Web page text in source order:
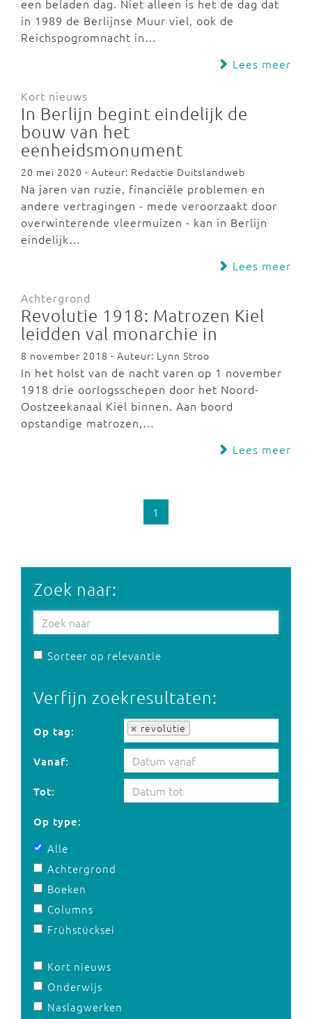
een beladen dag. Niet alleen is het de dag dat
in 1989 de Berlijnse Muur viel, ook de
Reichspogromnacht in…
Lees meer
Kort nieuws
In Berlijn begint eindelijk de
bouw van het
eenheidsmonument
20 mei 2020 - Auteur: Redactie Duitslandweb
Na jaren van ruzie, financiële problemen en
andere vertragingen - mede veroorzaakt door
overwinterende vleermuizen - kan in Berlijn
eindelijk…
Lees meer
Achtergrond
Revolutie 1918: Matrozen Kiel
leidden val monarchie in
8 november 2018 - Auteur: Lynn Stroo
In het holst van de nacht varen op 1 november
1918 drie oorlogsschepen door het Noord-
Oostzeekanaal Kiel binnen. Aan boord
opstandige matrozen,…
Lees meer
1
Zoek naar:
Sorteer op relevantie
Verfijn zoekresultaten:
Op tag: revolutie
Op tag:
Vanaf:
Tot:
Op type:
Alle
Achtergrond
Boeken
Columns
Frühstücksei
Kort nieuws
Onderwijs
Naslagwerken